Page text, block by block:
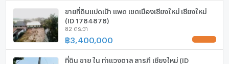
ขายที่ดินแปดเป้า แพด เขตเมืองเชียงใหม่ เชียงใหม่
(ID 1784878)
82 ตร.วา
฿3,400,000
ที่ดิน ขาย ใน ท่าแวงตาล สารภี เชียงใหม่ (ID